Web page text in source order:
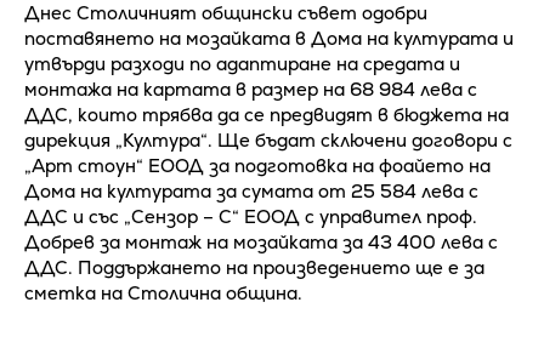
Днес Столичният общински съвет одобри
поставянето на мозайката в Дома на културата и
утвърди разходи по адаптиране на средата и
монтажа на картата в размер на 68 984 лева с
ДДС, които трябва да се предвидят в бюджета на
дирекция „Култура“. Ще бъдат сключени договори с
„Арт стоун“ ЕООД за подготовка на фоайето на
Дома на културата за сумата от 25 584 лева с
ДДС и със „Сензор – С“ ЕООД с управител проф.
Добрев за монтаж на мозайката за 43 400 лева с
ДДС. Поддържането на произведението ще е за
сметка на Столична община.